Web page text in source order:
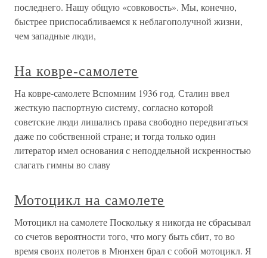
последнего. Нашу общую «совковость». Мы, конечно,
быстрее приспосабливаемся к неблагополучной жизни,
чем западные люди,
На ковре-самолете
На ковре-самолете Вспомним 1936 год. Сталин ввел
жесткую паспортную систему, согласно которой
советские люди лишались права свободно передвигаться
даже по собственной стране; и тогда только один
литератор имел основания с неподдельной искренностью
слагать гимны во славу
Мотоцикл на самолете
Мотоцикл на самолете Поскольку я никогда не сбрасывал
со счетов вероятности того, что могу быть сбит, то во
время своих полетов в Мюнхен брал с собой мотоцикл. Я